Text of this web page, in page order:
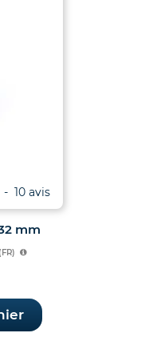
mm
- 10 avis